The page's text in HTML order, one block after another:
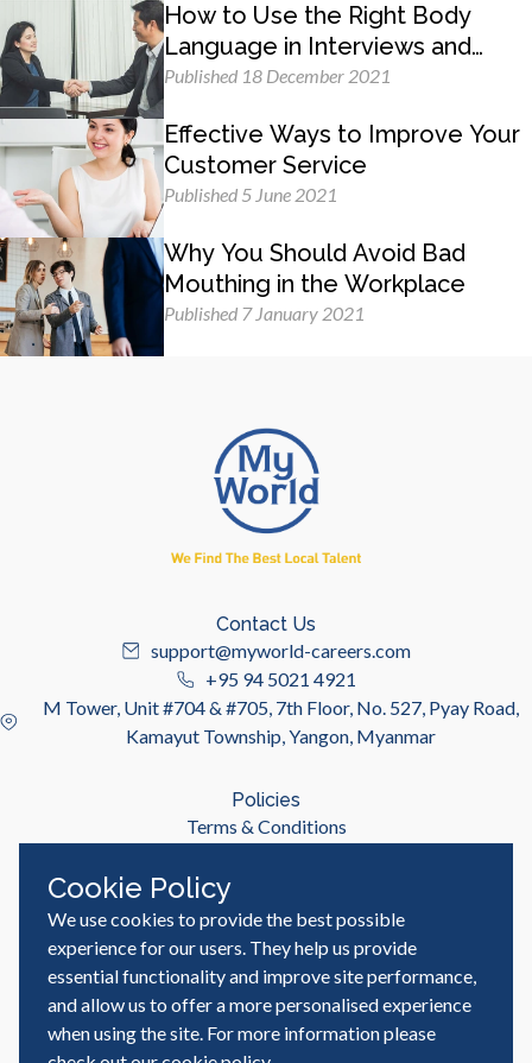
How to Use the Right Body
Language in Interviews and
Business Meetings
Published 18 December 2021
Effective Ways to Improve Your
Customer Service
Published 5 June 2021
Why You Should Avoid Bad
Mouthing in the Workplace
Published 7 January 2021
Contact Us
support@myworld-careers.com
+95 94 5021 4921
M Tower, Unit #704 & #705, 7th Floor, No. 527, Pyay Road,
Kamayut Township, Yangon, Myanmar
Policies
Terms & Conditions
Useful Links
Job Seeker
Employer
Blog & Resources
Cookie Policy
We use cookies to provide the best possible
experience for our users. They help us provide
essential functionality and improve site performance,
and allow us to offer a more personalised experience
when using the site. For more information please